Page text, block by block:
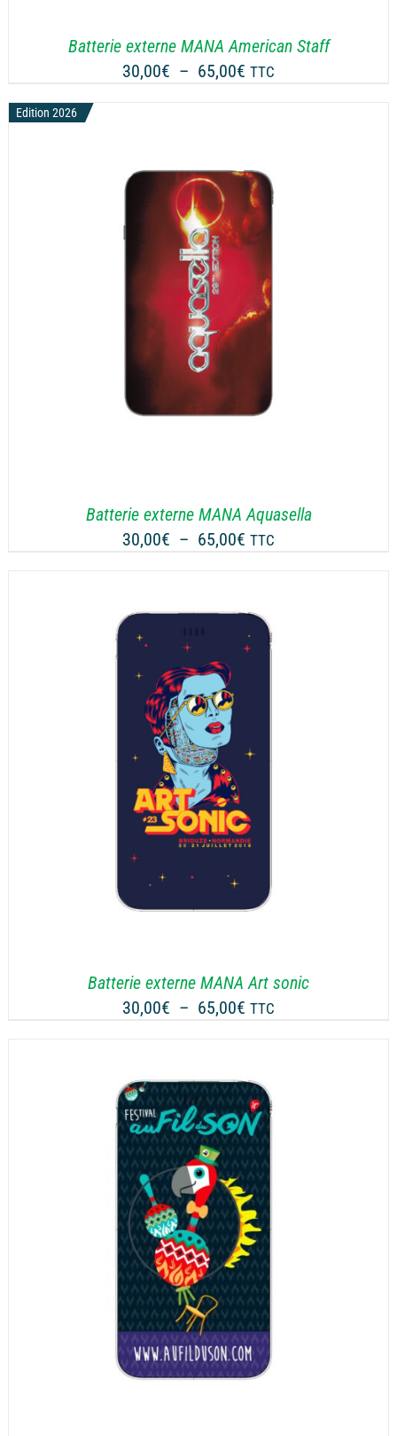
Batterie externe MANA American Staff
30,00€ – 65,00€ Plage
65,00€
TTC
Edition 2026
Batterie externe MANA Aquasella
30,00€ – 65,00€ Plage
30,00€
à
65,00€
TTC
Batterie externe MANA Art sonic
30,00€ – 65,00€ Plage
30,00€
à
65,00€
TTC